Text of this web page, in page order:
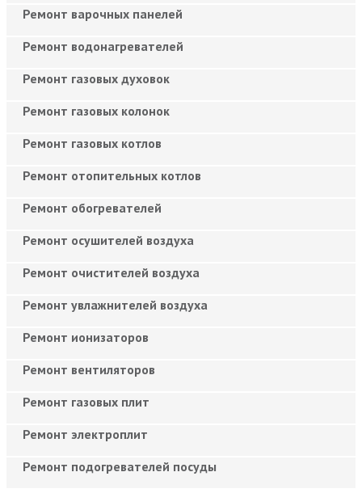
Ремонт варочных панелей
Ремонт водонагревателей
Ремонт газовых духовок
Ремонт газовых колонок
Ремонт газовых котлов
Ремонт отопительных котлов
Ремонт обогревателей
Ремонт осушителей воздуха
Ремонт очистителей воздуха
Ремонт увлажнителей воздуха
Ремонт ионизаторов
Ремонт вентиляторов
Ремонт газовых плит
Ремонт электроплит
Ремонт подогревателей посуды